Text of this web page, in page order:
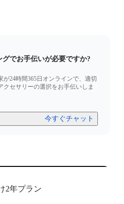
グでお手伝いが必要ですか?
が24時間365日オンラインで、適切
クセサリーの選択をお手伝いしま
今すぐチャット
2年プラン